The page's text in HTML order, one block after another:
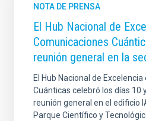
NOTA DE PRENSA
El Hub Nacional de
Comunicaciones
reunión general en la
El Hub Nacional de
Cuánticas celebró los días 10
reunión general en el edificio
Parque Científico y